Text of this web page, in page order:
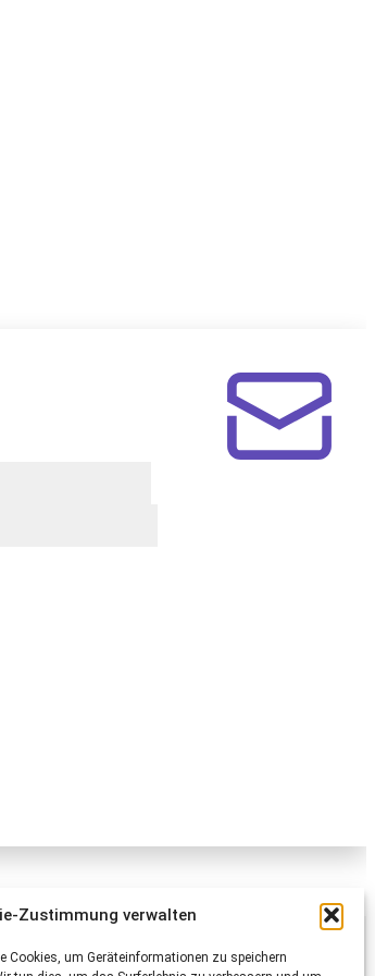
Zustimmung verwalten
Cookies, um Geräteinformationen zu speichern
Tierschutz STS